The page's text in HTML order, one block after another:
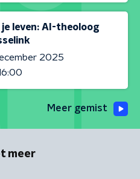
je leven: AI-theoloog
2025
Meer gemist
meer